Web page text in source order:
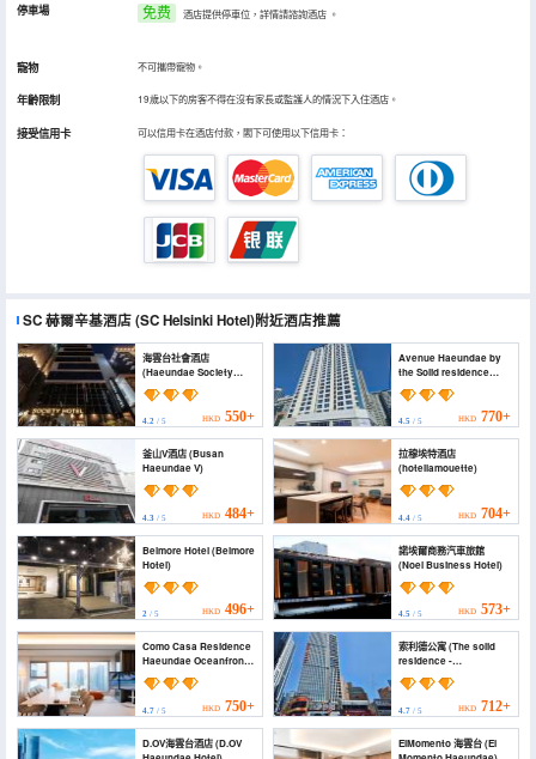
停車場 免费 酒店提供停車位，詳情請諮詢酒店 。
寵物 不可攜帶寵物。
年齡限制 19歲以下的房客不得在沒有家長或監護人的情況下入住酒店。
接受信用卡 可以信用卡在酒店付款，閣下可使用以下信用卡：
SC 赫爾辛基酒店(SC Helsinki Hotel)附近酒店推薦
海雲台社會酒店
(Haeundae Society
Hotel)
4.2 / 5 HKD 550+
Avenue Haeundae by
the Solid residence
(Avenue Haeundae by
the Solid residence)
4.5/ 5 HKD 770+
釜山V酒店 (Busan
Haeundae V)
4.3 / 5 HKD 484+
拉穆埃特酒店
(hotellamouette)
4.4/ 5 HKD 704+
Belmore Hotel (Belmore
Hotel)
2 / 5 HKD 496+
諾埃爾商務汽車旅館
(Noel Business Hotel)
4.5/ 5 HKD 573+
Como Casa Residence
Haeundae Oceanfront
(Como Casa Residence
Haeundae Oceanfront)
4.7 / 5 HKD 750+
索利德公寓 (The solid
residence -
Elbonthestay by
haeundae)
4.7/ 5 HKD 712+
D.OV海雲台酒店 (D.OV
ElMomento 海雲台 (El